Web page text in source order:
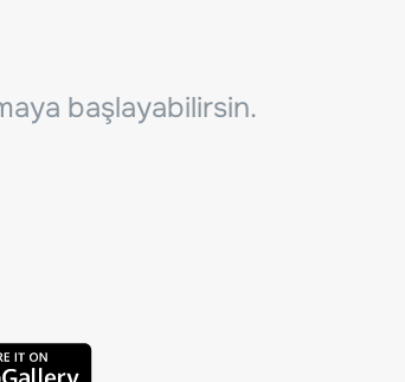
başlayabilirsin.